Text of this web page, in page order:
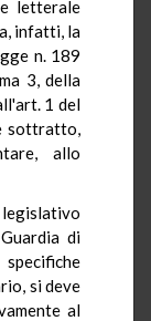
letterale
infatti, la
n. 189
3, della
1 del
sottratto,
allo
legislativo
di
si deve
al